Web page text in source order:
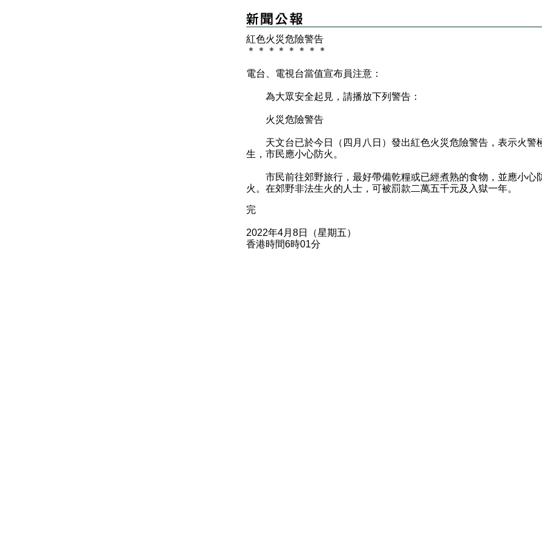
紅色火災危險警告
＊
＊ ＊ ＊ ＊ ＊ ＊ ＊
電台、電視台當值宣布員注意：
為大眾安全起見，請播放下列警告：
火災危險警告
天文台已於今日（四月八日）發出紅色火災危險警告，表示火警
生，市民應小心防火。
市民前往郊野旅行，最好帶備乾糧或已經煮熟的食物，並應小心
火。在郊野非法生火的人士，可被罰款二萬五千元及入獄一年。
完
2022年4月8日（星期五）
香港時間6時01分